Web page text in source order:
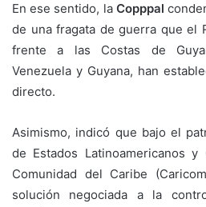
En ese sentido, la Copppal
de una fragata de guerra que el
frente a las Costas de
Venezuela y Guyana, han
directo.
Asimismo, indicó que bajo el
de Estados Latinoamericanos y
Comunidad del Caribe
solución negociada a la